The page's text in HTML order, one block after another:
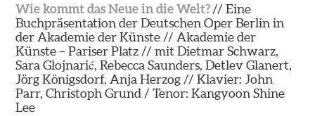
Wie kommt das Neue in die Welt?// Eine
Buchpräsentation der Deutschen Oper Berlin in
der Akademie der Künste // Akademie der
Künste – Pariser Platz // mit Dietmar Schwarz,
Sara Glojnarić, Rebecca Saunders, Detlev Glanert,
Jörg Königsdorf, Anja Herzog // Klavier: John
Parr, Christoph Grund / Tenor: Kangyoon Shine
Lee